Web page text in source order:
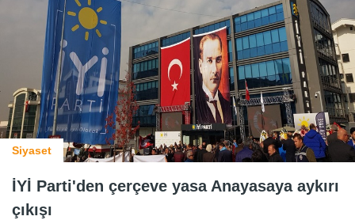
Siyaset
İYİ Parti'den çerçeve yasa Anayasaya aykırı
çıkışı